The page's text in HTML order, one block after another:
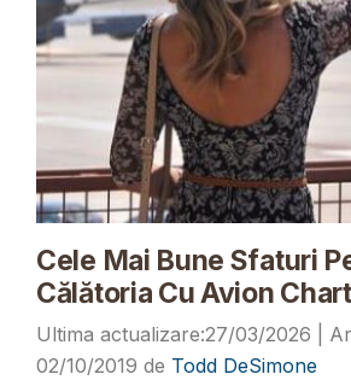
Cele Mai Bune Sfaturi
Călătoria Cu Avion
27/03/2026
02/10/2019 de Todd DeSimone